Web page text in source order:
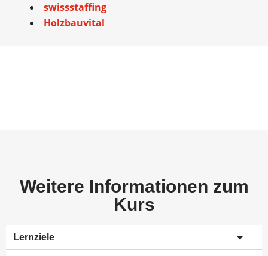
swissstaffing
Holzbauvital
Weitere Informationen zum
Kurs
Lernziele